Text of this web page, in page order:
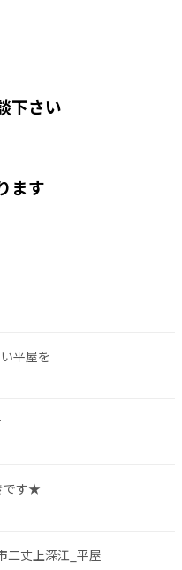
下さい
ます
平屋を
です★
二丈上深江_平屋